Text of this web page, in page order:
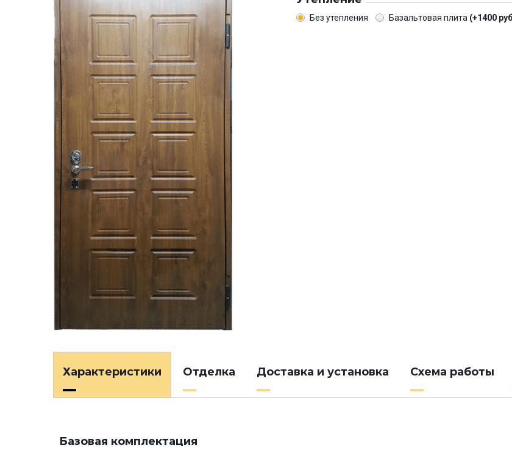
Без утепления Базальтовая плита (+1400
Характеристики Отделка Доставка и установка Схема работы
Базовая комплектация